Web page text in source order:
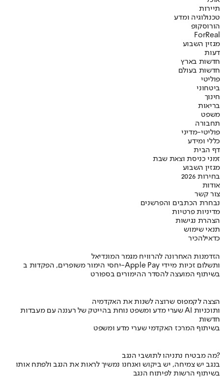
תיירות
טכנולוגיה ומדע
הורוסקופ
ForReal
מגזין השבוע
דעות
חדשות בארץ
חדשות בעולם
פוליטי
ביטחוני
חינוך
בריאות
משפט
תחבורה
פוליטי-מדיני
כללי ומידע
דף הבית
זמני כניסת וצאת שבת
מגזין השבוע
בחירות 2026
אודות
צור קשר
נבחרת הכתבים והפרשנים
מדיניות פרטיות
הצהרת נגישות
תנאי שימוש
כדאילהכיר
הזדמנות האחרונה להרוויח מגמר המונדיאל
יחסי הימור משופרים, הפקדות ב-Apple Pay ותשלום זכיות מיידי
בשיתוף המועצה להסדר ההימורים בספורט
הצצה לקמפוס שרוצה לשנות את האקדמיה
שערי מדע ומשפט נוחת בהייטק של רעננה עם מעבדות AI ותוכניות
חדשות
בשיתוף המרכז האקדמי שערי מדע ומשפט
מה מבטיח נתניהו לתושבי הנגב?
בנגב יש צמיחה, יש ביקוש ואנחנו נמשיך לראות את הנגב ולפתח אותו
בשיתוף הרשות לפיתוח הנגב